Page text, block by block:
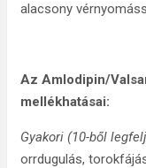
alacsony
Az Amlodipin/
mellékhatásai:
Gyakori (10-ből
orrdugulás,